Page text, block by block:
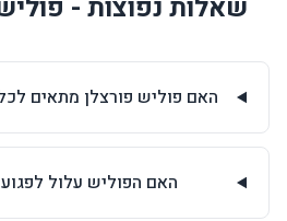
שאלות נפוצות -
האם פוליש פורצלן מתאים
האם הפוליש עלול